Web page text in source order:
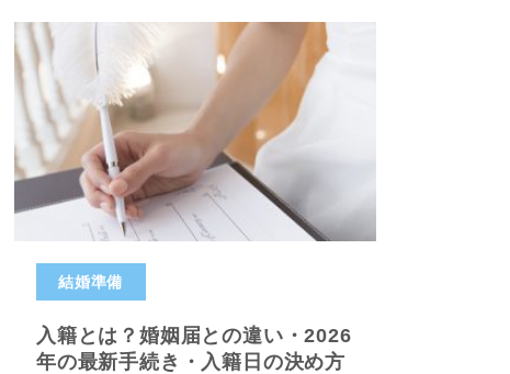
結婚準備
入籍とは？婚姻届との違い・2026
年の最新手続き・入籍日の決め方